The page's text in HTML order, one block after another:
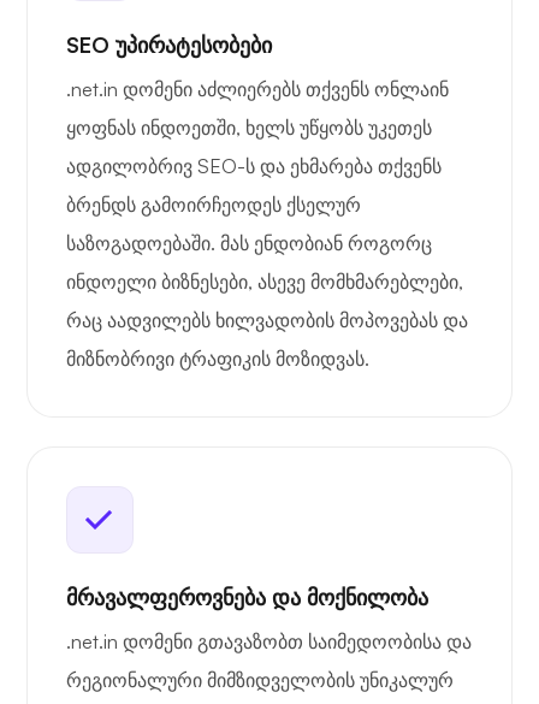
SEO უპირატესობები
.net.in დომენი აძლიერებს თქვენს ონლაინ
ყოფნას ინდოეთში, ხელს უწყობს უკეთეს
ადგილობრივ SEO-ს და ეხმარება თქვენს
ბრენდს გამოირჩეოდეს ქსელურ
საზოგადოებაში. მას ენდობიან როგორც
ინდოელი ბიზნესები, ასევე მომხმარებლები,
რაც აადვილებს ხილვადობის მოპოვებას და
მიზნობრივი ტრაფიკის მოზიდვას.
მრავალფეროვნება და მოქნილობა
.net.in დომენი გთავაზობთ საიმედოობისა და
რეგიონალური მიმზიდველობის უნიკალურ